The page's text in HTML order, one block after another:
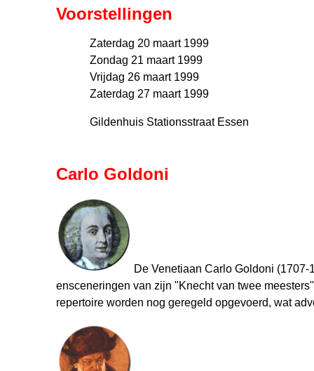
Voorstellingen
Zaterdag 20 maart 1999
Zondag 21 maart 1999
Vrijdag 26 maart 1999
Zaterdag 27 maart 1999
Gildenhuis Stationsstraat Essen
Carlo Goldoni
De Venetiaan Carlo Goldoni
ensceneringen van zijn "Knecht van twee
repertoire worden nog geregeld opgevoerd, wat